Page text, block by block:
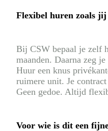
Flexibel huren zoals
Bij CSW bepaal je zelf
maanden. Daarna zeg
Huur een knus
ruimere unit. Je
Geen gedoe. Altijd
Voor wie is dit een